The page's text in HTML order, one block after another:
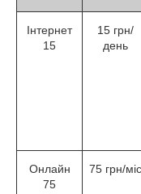
Інтернет
15
15 грн/
день
Онлайн
75
75 грн/міс